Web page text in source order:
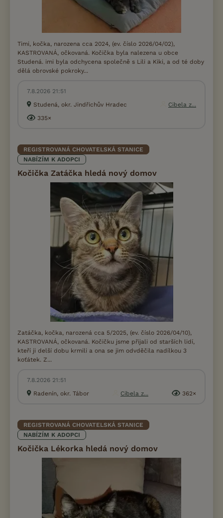
Timi, kočka, narozena cca 2024, (ev. číslo 2026/04/02),
KASTROVANÁ, očkovaná. Kočička byla nalezena u obce
Studená. imi byla odchycena společně s Lili a Kiki, a od té doby
dělá obrovské pokroky...
7.8.2026 21:51
Studená, okr. Jindřichův Hradec
Cibela z...
335×
REGISTROVANÁ CHOVATELSKÁ STANICE
NABÍZÍM K ADOPCI
Kočička Zatáčka hledá nový domov
Zatáčka, kočka, narozená cca 5/2025, (ev. číslo 2026/04/10),
KASTROVANÁ, očkovaná. Kočičku jsme přijali od starších lidí,
kteří ji delší dobu krmili a ona se jim odvděčila nadílkou 3
koťátek. Z...
7.8.2026 21:51
Radenín, okr. Tábor
Cibela z... 362×
REGISTROVANÁ CHOVATELSKÁ STANICE
NABÍZÍM K ADOPCI
Kočička Lékorka hledá nový domov